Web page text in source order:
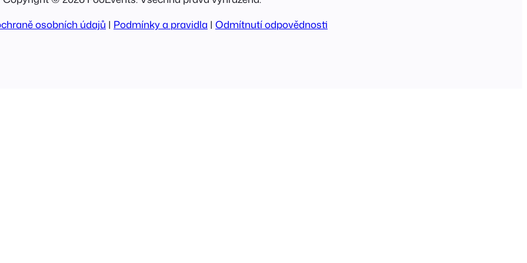
osobních údajů | Podmínky a pravidla | Odmítnutí odpovědnosti